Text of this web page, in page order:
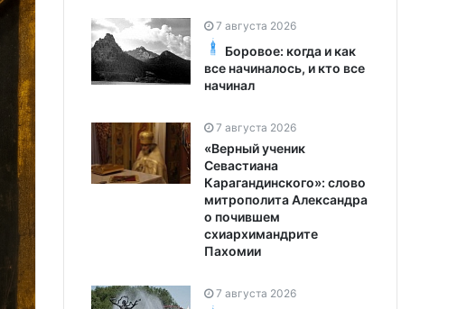
7 августа 2026
Боровое: когда и как
все начиналось, и кто все
начинал
7 августа 2026
«Верный ученик
Севастиана
Карагандинского»: слово
митрополита Александра
о почившем
схиархимандрите
Пахомии
7 августа 2026